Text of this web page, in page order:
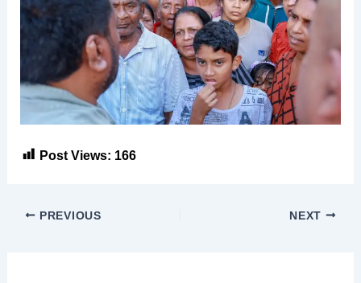
Post Views: 166
PREVIOUS NEXT